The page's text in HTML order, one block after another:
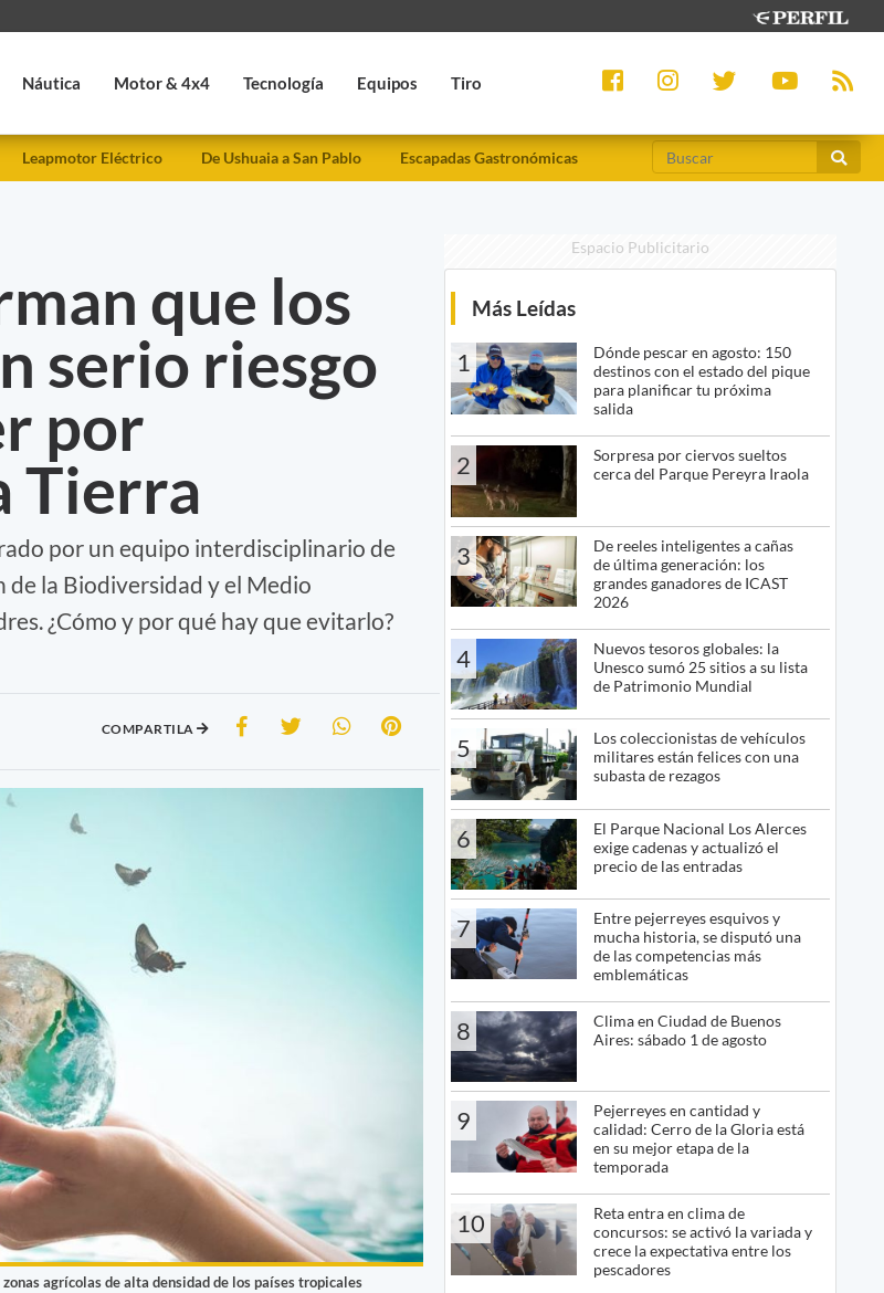
Náutica Motor & 4x4 Tecnología Equipos Tiro
Leapmotor Eléctrico De Ushuaia a San Pablo Escapadas Gastronómicas
que los
serio riesgo
por
Tierra
por un equipo interdisciplinario de
la Biodiversidad y el Medio
¿Cómo y por qué hay que evitarlo?
COMPARTILA
agrícolas de alta densidad de los países tropicales
Espacio Publicitario
Más Leídas
1
Dónde pescar en agosto: 150
destinos con el estado del pique
para planificar tu próxima
salida
2
Sorpresa por ciervos sueltos
cerca del Parque Pereyra Iraola
3
De reeles inteligentes a cañas
de última generación: los
grandes ganadores de ICAST
2026
4
Nuevos tesoros globales: la
Unesco sumó 25 sitios a su lista
de Patrimonio Mundial
5
Los coleccionistas de vehículos
militares están felices con una
subasta de rezagos
6
El Parque Nacional Los Alerces
exige cadenas y actualizó el
precio de las entradas
7
Entre pejerreyes esquivos y
mucha historia, se disputó una
de las competencias más
emblemáticas
8
Clima en Ciudad de Buenos
Aires: sábado 1 de agosto
9
Pejerreyes en cantidad y
calidad: Cerro de la Gloria está
en su mejor etapa de la
temporada
10
Reta entra en clima de
concursos: se activó la variada y
crece la expectativa entre los
pescadores